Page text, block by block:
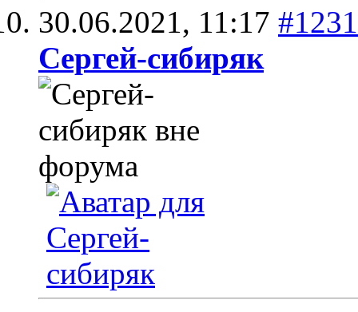
30.06.2021, 11:17
Сергей-сибиряк